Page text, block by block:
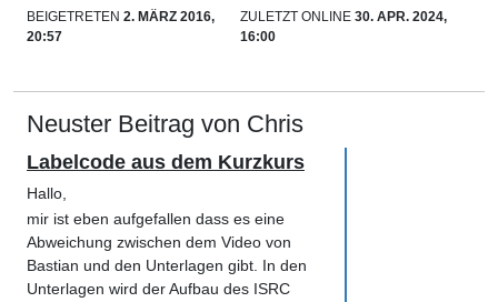
BEIGETRETEN 2. MÄRZ 2016,
20:57
ZULETZT ONLINE 30. APR. 2024,
16:00
Neuster Beitrag von Chris
Labelcode aus dem Kurzkurs
Hallo,
mir ist eben aufgefallen dass es eine
Abweichung zwischen dem Video von
Bastian und den Unterlagen gibt. In den
Unterlagen wird der Aufbau des ISRC